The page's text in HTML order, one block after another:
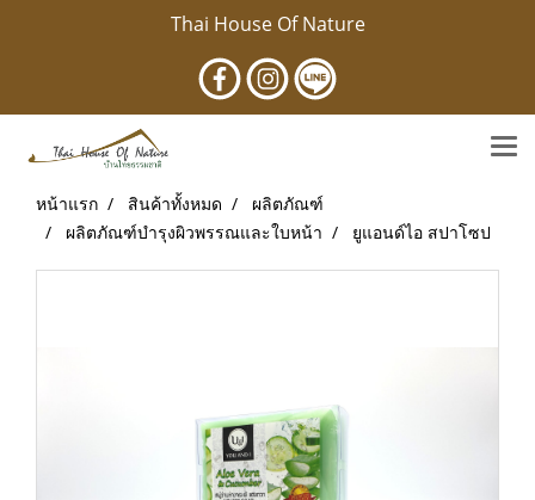
Thai House Of Nature
หน้าแรก สินค้าทั้งหมด
ผลิตภัณฑ์
ผลิตภัณฑ์บำรุงผิวพรรณและใบหน้า
ยูแอนด์ไอ สปาโซป